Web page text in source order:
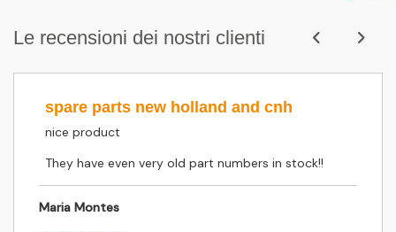
Le recensioni dei nostri clienti
spare parts new holland and cnh
nice product
They have even very old part numbers in stock!!
Maria Montes